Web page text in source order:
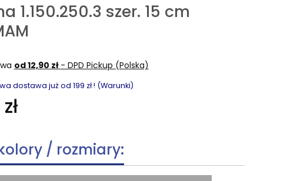
1.150.250.3 szer. 15 cm
od 12,90 zł - DPD Pickup (Polska)
dostawa już od 199 zł ! (Warunki)
/ rozmiary: